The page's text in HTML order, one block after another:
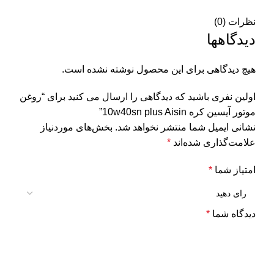
نظرات (0)
دیدگاهها
هیچ دیدگاهی برای این محصول نوشته نشده است.
اولین نفری باشید که دیدگاهی را ارسال می کنید برای “روغن
موتور آیسین کره 10w40sn plus Aisin”
نشانی ایمیل شما منتشر نخواهد شد. بخش‌های موردنیاز
علامت‌گذاری شده‌اند *
امتیاز شما *
دیدگاه شما *